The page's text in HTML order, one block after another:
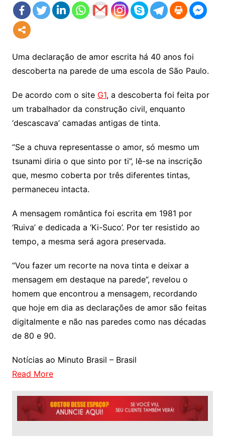
Uma declaração de amor escrita há 40 anos foi
descoberta na parede de uma escola de São Paulo.
De acordo com o site G1, a descoberta foi feita por
um trabalhador da construção civil, enquanto
‘descascava’ camadas antigas de tinta.
“Se a chuva representasse o amor, só mesmo um
tsunami diria o que sinto por ti”, lê-se na inscrição
que, mesmo coberta por três diferentes tintas,
permaneceu intacta.
A mensagem romântica foi escrita em 1981 por
‘Ruiva’ e dedicada a ‘Ki-Suco’. Por ter resistido ao
tempo, a mesma será agora preservada.
“Vou fazer um recorte na nova tinta e deixar a
mensagem em destaque na parede”, revelou o
homem que encontrou a mensagem, recordando
que hoje em dia as declarações de amor são feitas
digitalmente e não nas paredes como nas décadas
de 80 e 90.
Notícias ao Minuto Brasil – Brasil
Read More